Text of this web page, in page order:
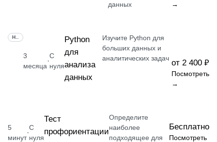
данных
→
3
месяца
·
С
нуля
Python
для
анализа
данных
Изучите Python для
больших данных и
аналитических задач от 2 400 ₽
Посмотреть
→
5
минут
·
С
нуля
Тест
профориентации
Определите
наиболее
подходящее для
Бесплатно
Посмотреть